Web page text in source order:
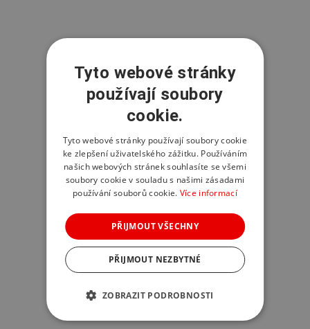
Tyto webové stránky
používají soubory
cookie.
Tyto webové stránky používají soubory cookie
ke zlepšení uživatelského zážitku. Používáním
našich webových stránek souhlasíte se všemi
soubory cookie v souladu s našimi zásadami
používání souborů cookie. Více informací
PŘIJMOUT VŠECHNY
PŘIJMOUT NEZBYTNÉ
ZOBRAZIT PODROBNOSTI